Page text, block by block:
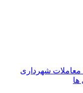
معاملات شهرداری
ها